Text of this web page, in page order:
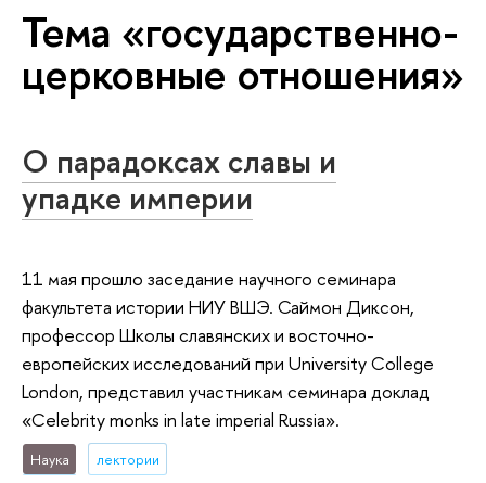
Тема «государственно-
церковные отношения»
О парадоксах славы и
упадке империи
11 мая прошло заседание научного семинара
факультета истории НИУ ВШЭ. Саймон Диксон,
профессор Школы славянских и восточно-
европейских исследований при University College
London, представил участникам семинара доклад
«Celebrity monks in late imperial Russia».
Наука лектории